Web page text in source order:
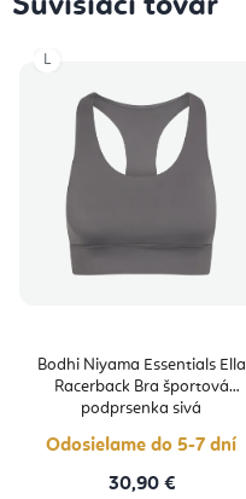
Bodhi Niyama Essentials Ella
Racerback Bra športová
podprsenka sivá
Odosielame do 5-7 dní
30,90 €
L